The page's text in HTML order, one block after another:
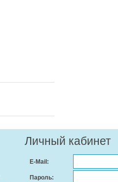
Личный кабинет
E-Mail:
Пароль: